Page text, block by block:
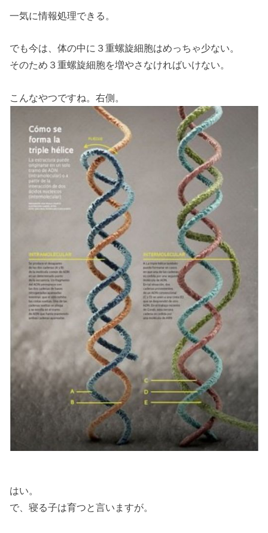
一気に情報処理できる。
でも今は、体の中に３重螺旋細胞はめっちゃ少ない。
そのため３重螺旋細胞を増やさなければいけない。
こんなやつですね。右側。
はい。
で、寝る子は育つと言いますが。